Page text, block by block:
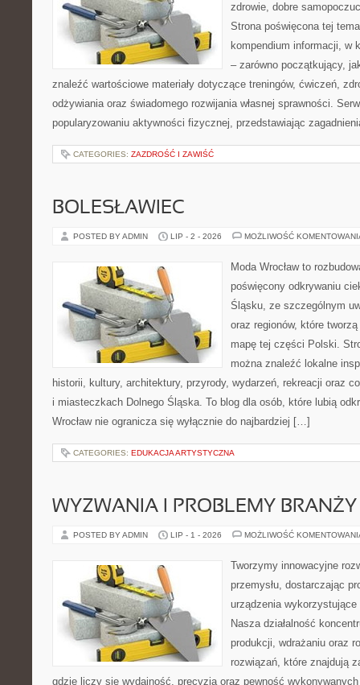
zdrowie, dobre
Strona poświęcona tej
kompendium informacji, w
– zarówno początkujący,
znaleźć wartościowe materiały dotyczące treningów, ćwiczeń,
odżywiania oraz świadomego rozwijania własnej sprawności.
popularyzowaniu aktywności fizycznej, przedstawiając
CATEGORIES: ZAZDROŚĆ I ZAWIŚĆ
BOLESŁAWIEC
POSTED BY ADMIN LIP - 2 - 2026 MOŻLIWOŚĆ
Moda Wrocław to
poświęcony odkrywaniu
Śląsku, ze szczególnym
oraz regionów, które
mapę tej części Polski.
można znaleźć lokalne
historii, kultury, architektury, przyrody, wydarzeń, rekreacji oraz
i miasteczkach Dolnego Śląska. To blog dla osób, które lubią
Wrocław nie ogranicza się wyłącznie do najbardziej […]
CATEGORIES: EDUKACJA ARTYSTYCZNA
WYZWANIA I PROBLEMY BRANŻY
POSTED BY ADMIN LIP - 1 - 2026 MOŻLIWOŚĆ
Tworzymy innowacyjne
przemysłu, dostarczając
urządzenia
Nasza działalność
produkcji, wdrażaniu oraz
rozwiązań, które znajdują
gdzie liczy się wydajność, precyzja oraz pewność